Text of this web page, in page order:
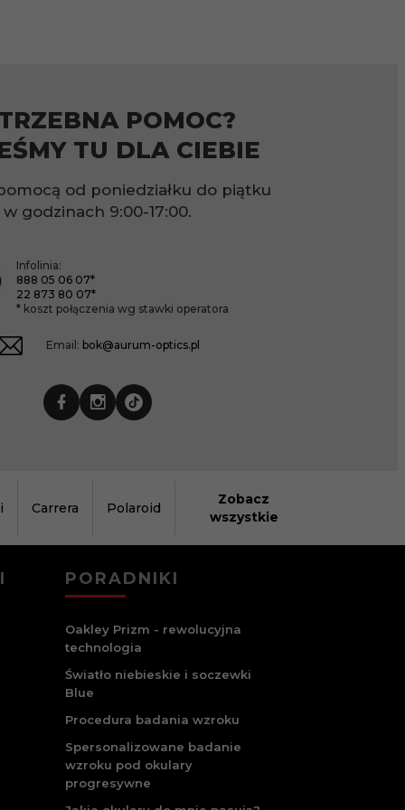
POMOC?
TU DLA CIEBIE
od poniedziałku do piątku
w godzinach 9:00-17:00.
Infolinia:
888 05 06 07*
22 873 80 07*
* koszt połączenia wg stawki operatora
Email: bok@aurum-optics.pl
Carrera Polaroid
Zobacz
wszystkie
PORADNIKI
Oakley Prizm - rewolucyjna
technologia
Światło niebieskie i soczewki
Blue
Procedura badania wzroku
Spersonalizowane badanie
wzroku pod okulary
progresywne